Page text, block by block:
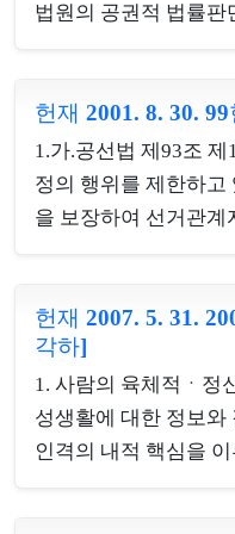
이익을 인정하지 아니
이는 수신료의 부과ㆍ
서 법률에 직접 규정
서 직접 정하지 ...
법원의 공권적 법률판
하다.나. 이 사건 감청
관적 권리보호이익은
에 대해 본안판단을
별도로 심판청구의 이
신호 형태의 ‘패킷’을
술을 거쳐 그 내용을
방식으로 이루어진다.
뿐만 아니라 사생...
헌재 2001. 8. 30.
1.가.공선법 제93조
정의 행위를 제한하고
을 보장하여 선거관계
된 의미의 선거의 자
적 장치로서의 의미를
위하여는 일정 기간
효과적인 수단을 상정
을 미치게 하기 위하
헌재 2007. 5. 31.
각하]
1. 사람의 육체적ㆍ정
성생활에 대한 정보와
인격의 내적 핵심을